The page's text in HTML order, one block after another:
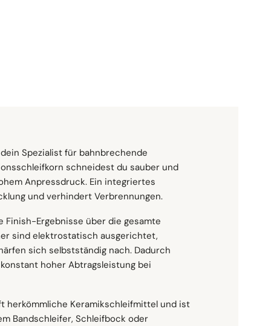
Spezialist für bahnbrechende
schneidest du sauber und
Anpressdruck. Ein integriertes
und verhindert Verbrennungen.
Finish-Ergebnisse über die gesamte
sind elektrostatisch ausgerichtet,
sich selbstständig nach. Dadurch
hoher Abtragsleistung bei
herkömmliche Keramikschleifmittel und ist
Bandschleifer, Schleifbock oder
(YF-Gewicht)
du Oberflächen effizient. Es ist
Formgratentfernung, Entkalken,
Materialien verwenden, darunter
Bronze, Messing, Gusseisen
mit einer Vielzahl von Maschinen,
Rundschleifer,